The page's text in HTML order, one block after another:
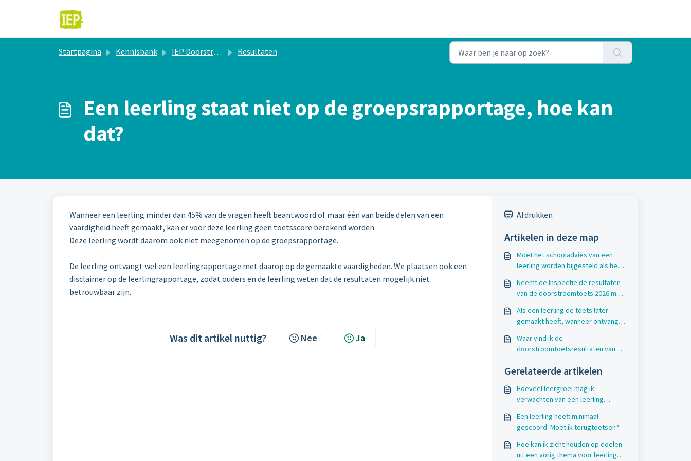
Startpagina Kennisbank IEP Doorstroomtoets Resultaten
Een leerling staat niet op de groepsrapportage, hoe kan
dat?
Wanneer een leerling minder dan 45% van de vragen heeft beantwoord of maar één van beide delen van een
vaardigheid heeft gemaakt, kan er voor deze leerling geen toetsscore berekend worden.
Deze leerling wordt daarom ook niet meegenomen op de groepsrapportage.
De leerling ontvangt wel een leerlingrapportage met daarop op de gemaakte vaardigheden. We plaatsen ook een
disclaimer op de leerlingrapportage, zodat ouders en de leerling weten dat de resultaten mogelijk niet
betrouwbaar zijn.
Was dit artikel nuttig? Nee Ja
Afdrukken
Artikelen in deze map
Moet het schooladvies van een
leerling worden bijgesteld als het
is?
Neemt de Inspectie de resultaten
van de doorstroomtoets 2026 mee
leerresultaten?
Als een leerling de toets later
gemaakt heeft, wanneer ontvang ik
Waar vind ik de
doorstroomtoetsresultaten van
Gerelateerde artikelen
Hoeveel leergroei mag ik
verwachten van een leerling
Een leerling heeft minimaal
gescoord. Moet ik terugtoetsen?
Hoe kan ik zicht houden op doelen
uit een vorig thema voor leerlingen